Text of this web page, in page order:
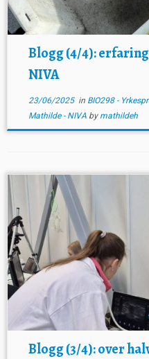
Blogg (4/4):
NIVA
23/06/2025in BIO298 -
Mathilde - NIVA by mathildeh
Blogg (3/4): over